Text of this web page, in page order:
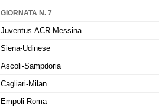
GIORNATA N. 7
Juventus-ACR Messina
Siena-Udinese
Ascoli-Sampdoria
Cagliari-Milan
Empoli-Roma